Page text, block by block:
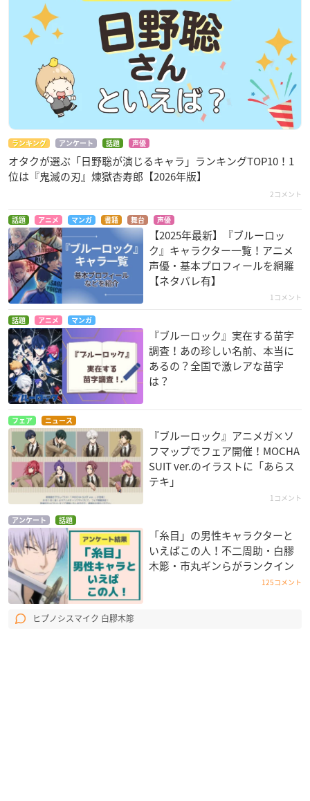
ランキング アンケート 話題 声優
オタクが選ぶ「日野聡が演じるキャラ」ランキングTOP10！1
位は『鬼滅の刃』煉󠄁獄杏寿郎【2026年版】
2コメント
話題 アニメ マンガ 書籍 舞台 声優
【2025年最新】『ブルーロッ
ク』キャラクター一覧！アニメ
声優・基本プロフィールを網羅
【ネタバレ有】
1コメント
話題 アニメ マンガ
『ブルーロック』実在する苗字
調査！あの珍しい名前、本当に
あるの？全国で激レアな苗字
は？
フェア ニュース
『ブルーロック』アニメガ×ソ
フマップでフェア開催！MOCHA
SUIT ver.のイラストに「あらス
テキ」
1コメント
アンケート 話題
「糸目」の男性キャラクターと
いえばこの人！不二周助・白膠
木簓・市丸ギンらがランクイン
125コメント
ヒプノシスマイク 白膠木簓